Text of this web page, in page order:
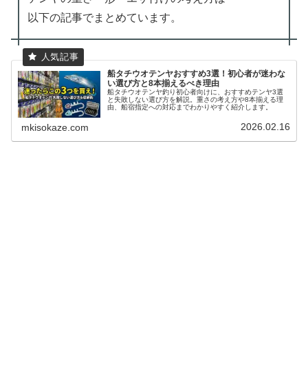
以下の記事でまとめています。
船タチウオテンヤおすすめ3選！初心者が迷わな
い選び方と8本揃えるべき理由
船タチウオテンヤ釣り初心者向けに、おすすめテンヤ3選
と失敗しない選び方を解説。重さの考え方や8本揃える理
由、船宿指定への対応までわかりやすく紹介します。
mkisokaze.com 2026.02.16